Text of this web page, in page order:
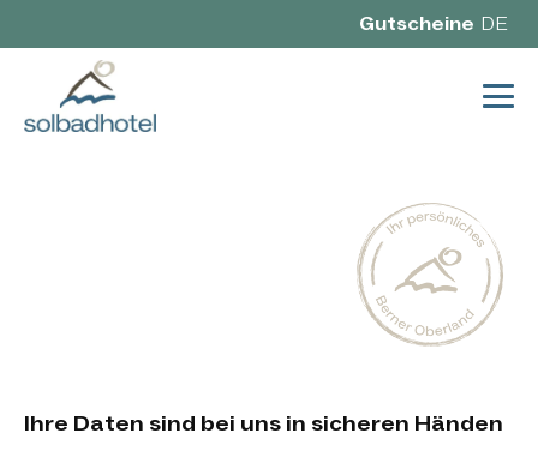
Gutscheine DE
Ihre Daten sind bei uns in sicheren Händen